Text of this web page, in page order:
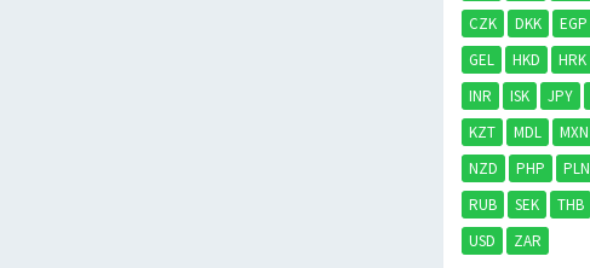
CZK
DKK EGP
GEL
HKD HRK
INR
ISK JPY
KZT
MDL MXN
NZD
PHP PLN
RUB
SEK THB
USD
ZAR